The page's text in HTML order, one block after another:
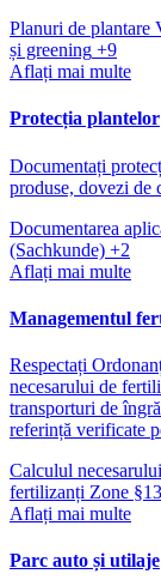
Planuri de plantare
și greening +9
Aflați mai multe
Protecția plantelor
Documentați
produse, dovezi de
Documentarea
(Sachkunde) +2
Aflați mai multe
Managementul
Respectați
necesarului de
transporturi de
referință verificate
Calculul
fertilizanți Zone
Aflați mai multe
Parc auto și utilaje